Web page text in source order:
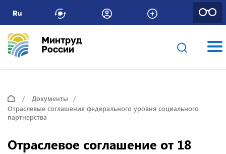
Ru
Минтруд
России
Документы
Отраслевые соглашения федерального уровня социального
партнерства
Отраслевое соглашение от 18